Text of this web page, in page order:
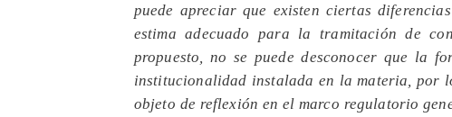
puede apreciar que existen ciertas
estima adecuado para la tramitación de
propuesto, no se puede desconocer que la
institucionalidad instalada en la materia, por
objeto de reflexión en el marco regulatorio